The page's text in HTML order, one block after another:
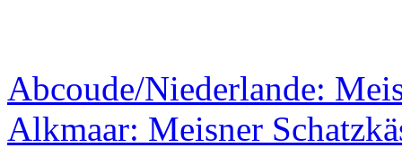
Abcoude/Niederlande:
Alkmaar: Meisner